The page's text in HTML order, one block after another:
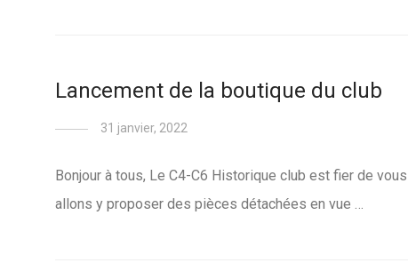
Lancement de la boutique du club
31 janvier, 2022
Bonjour à tous, Le C4-C6 Historique club est fier de
allons y proposer des pièces détachées en vue …